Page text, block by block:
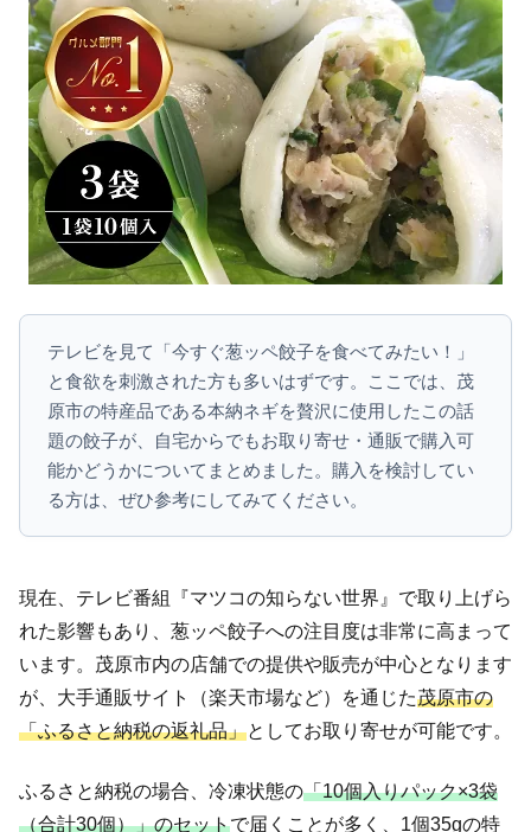
テレビを見て「今すぐ葱ッペ餃子を食べてみたい！」
と食欲を刺激された方も多いはずです。ここでは、茂
原市の特産品である本納ネギを贅沢に使用したこの話
題の餃子が、自宅からでもお取り寄せ・通販で購入可
能かどうかについてまとめました。購入を検討してい
る方は、ぜひ参考にしてみてください。
現在、テレビ番組『マツコの知らない世界』で取り上げら
れた影響もあり、葱ッペ餃子への注目度は非常に高まって
います。茂原市内の店舗での提供や販売が中心となります
が、大手通販サイト（楽天市場など）を通じた茂原市の
「ふるさと納税の返礼品」としてお取り寄せが可能です。
ふるさと納税の場合、冷凍状態の「10個入りパック×3袋
（合計30個）」のセットで届くことが多く、1個35gの特